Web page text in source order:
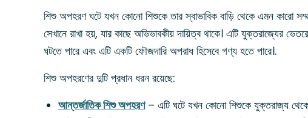
শিশু অপহরণ ঘটে যখন কোনো শিশুকে তার স্বাভাবিক বাড়ি থেকে এমন কারো
সেখানে রাখা হয়, যার কাছে অভিভাবকীয় দায়িত্ব থাকে। এটি যুক্তরাজ্যের
ঘটতে পারে এবং এটি একটি ফৌজদারি অপরাধ হিসেবে গণ্য হতে পারে।.
শিশু অপহরণের দুটি প্রধান ধরন রয়েছে:
আন্তর্জাতিক শিশু অপহরণ– এটি ঘটে যখন কোনো শিশুকে যুক্তরাজ্য